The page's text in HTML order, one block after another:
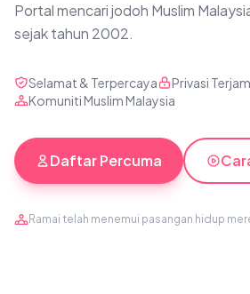
Portal mencari jodoh Muslim
sejak tahun 2002.
Selamat & Terpercaya
Privasi
Komuniti Muslim Malaysia
Daftar Percuma
Ramai telah menemui pasangan hidup